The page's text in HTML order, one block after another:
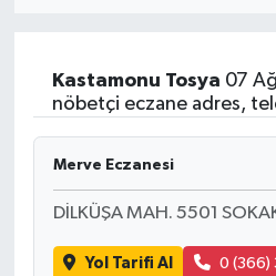
Kastamonu Tosya 07
nöbetçi eczane adres,
Merve Eczanesi
DİLKÜŞA MAH. 5501
Yol Tarifi Al 0 (366)
Sağlık
Magazin
Gündem